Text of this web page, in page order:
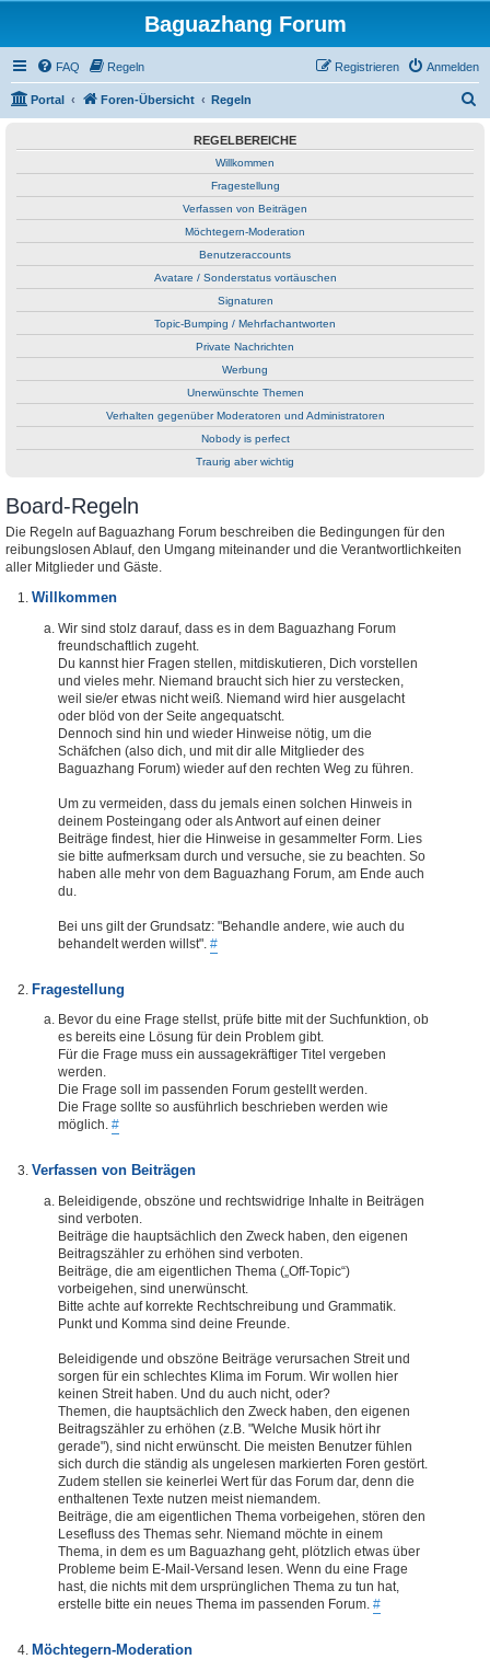
Baguazhang Forum
FAQ Regeln Anmelden
Registrieren
Portal Foren-Übersicht Regeln
REGELBEREICHE
Willkommen
Fragestellung
Verfassen von Beiträgen
Möchtegern-Moderation
Benutzeraccounts
Avatare / Sonderstatus vortäuschen
Signaturen
Topic-Bumping / Mehrfachantworten
Private Nachrichten
Werbung
Unerwünschte Themen
Verhalten gegenüber Moderatoren und Administratoren
Nobody is perfect
Traurig aber wichtig
Board-Regeln
Die Regeln auf Baguazhang Forum beschreiben die Bedingungen für den
reibungslosen Ablauf, den Umgang miteinander und die Verantwortlichkeiten
aller Mitglieder und Gäste.
Willkommen
Wir sind stolz darauf, dass es in dem Baguazhang Forum
freundschaftlich zugeht.
Du kannst hier Fragen stellen, mitdiskutieren, Dich vorstellen
und vieles mehr. Niemand braucht sich hier zu verstecken,
weil sie/er etwas nicht weiß. Niemand wird hier ausgelacht
oder blöd von der Seite angequatscht.
Dennoch sind hin und wieder Hinweise nötig, um die
Schäfchen (also dich, und mit dir alle Mitglieder des
Baguazhang Forum) wieder auf den rechten Weg zu führen.
Um zu vermeiden, dass du jemals einen solchen Hinweis in
deinem Posteingang oder als Antwort auf einen deiner
Beiträge findest, hier die Hinweise in gesammelter Form. Lies
sie bitte aufmerksam durch und versuche, sie zu beachten. So
haben alle mehr von dem Baguazhang Forum, am Ende auch
du.
Bei uns gilt der Grundsatz: "Behandle andere, wie auch du
behandelt werden willst". #
Fragestellung
Bevor du eine Frage stellst, prüfe bitte mit der Suchfunktion, ob
es bereits eine Lösung für dein Problem gibt.
Für die Frage muss ein aussagekräftiger Titel vergeben
werden.
Die Frage soll im passenden Forum gestellt werden.
Die Frage sollte so ausführlich beschrieben werden wie
möglich. #
Verfassen von Beiträgen
Beleidigende, obszöne und rechtswidrige Inhalte in Beiträgen
sind verboten.
Beiträge die hauptsächlich den Zweck haben, den eigenen
Beitragszähler zu erhöhen sind verboten.
Beiträge, die am eigentlichen Thema („Off-Topic“)
vorbeigehen, sind unerwünscht.
Bitte achte auf korrekte Rechtschreibung und Grammatik.
Punkt und Komma sind deine Freunde.
Beleidigende und obszöne Beiträge verursachen Streit und
sorgen für ein schlechtes Klima im Forum. Wir wollen hier
keinen Streit haben. Und du auch nicht, oder?
Themen, die hauptsächlich den Zweck haben, den eigenen
Beitragszähler zu erhöhen (z.B. "Welche Musik hört ihr
gerade"), sind nicht erwünscht. Die meisten Benutzer fühlen
sich durch die ständig als ungelesen markierten Foren gestört.
Zudem stellen sie keinerlei Wert für das Forum dar, denn die
enthaltenen Texte nutzen meist niemandem.
Beiträge, die am eigentlichen Thema vorbeigehen, stören den
Lesefluss des Themas sehr. Niemand möchte in einem
Thema, in dem es um Baguazhang geht, plötzlich etwas über
Probleme beim E-Mail-Versand lesen. Wenn du eine Frage
hast, die nichts mit dem ursprünglichen Thema zu tun hat,
erstelle bitte ein neues Thema im passenden Forum. #
Möchtegern-Moderation